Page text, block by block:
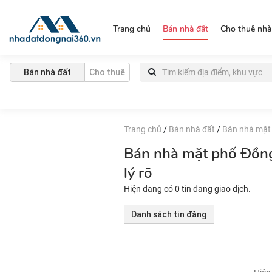
Trang chủ Bán nhà đất Cho thuê
Bán nhà đất Cho thuê
Trang chủ / Bán nhà đất / Bán nhà
Bán nhà mặt phố
lý rõ
Hiện đang có 0 tin đang giao dịch.
Danh sách tin đăng